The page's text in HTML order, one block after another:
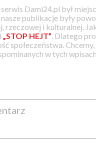
serwis Dami24.pl był
nasze publikacje były
rzeczowej i kulturalnej.
„STOP HEJT” . Dlatego
społeczeństwa.
w tych wpisach.